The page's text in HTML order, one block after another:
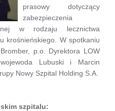
prasowy dotyczący
zabezpieczenia
w rodzaju lecznictwa
krośnieńskiego. W spotkaniu
p.o. Dyrektora LOW
Lubuski i Marcin
Nowy Szpital Holding S.A.
szpitalu: